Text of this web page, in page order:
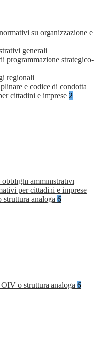
su organizzazione e
generali
programmazione strategico-
regionali
e codice di condotta
cittadini e imprese 2
obblighi amministrativi
per cittadini e imprese
analoga 6
o struttura analoga 6